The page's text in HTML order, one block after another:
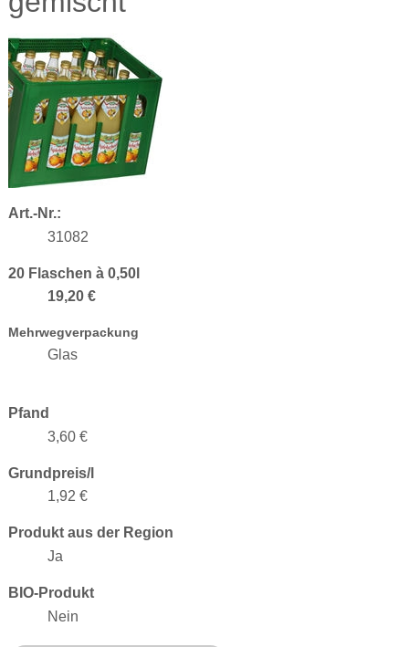
Art.-Nr.:
31082
20 Flaschen à 0,50l
19,20 €
Mehrwegverpackung
Glas
Pfand
3,60 €
Grundpreis/l
1,92 €
Produkt aus der Region
Ja
BIO-Produkt
Nein